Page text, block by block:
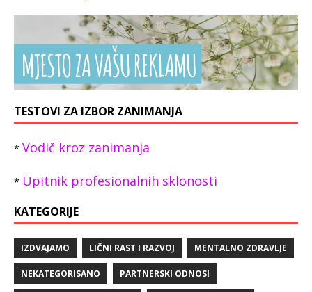
TESTOVI ZA IZBOR ZANIMANJA
* Vodič kroz zanimanja
* Upitnik profesionalnih sklonosti
KATEGORIJE
IZDVAJAMO LIČNI RAST I RAZVOJ MENTALNO ZDRAVLJE
NEKATEGORISANO PARTNERSKI ODNOSI